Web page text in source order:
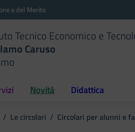
e del Merito
Tecnico Economico e
Caruso
Novità Didattica
Le circolari Circolari per alunni e